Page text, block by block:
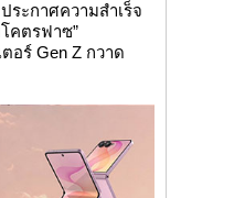
ระกาศความสำเร็จ
คตรฟาซ”
อร์ Gen Z กวาด